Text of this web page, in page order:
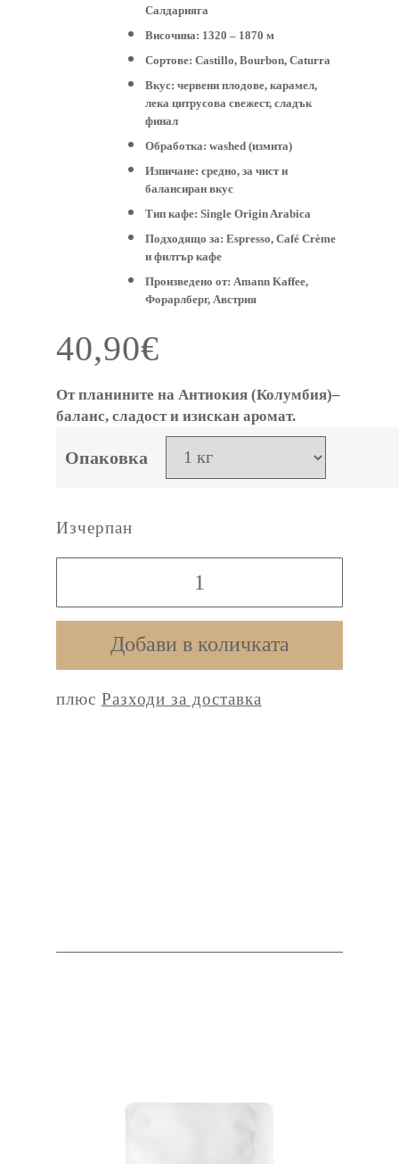
Салдарияга
Височина: 1320 – 1870 м
Сортове: Castillo, Bourbon, Caturra
Вкус: червени плодове, карамел,
лека цитрусова свежест, сладък
финал
Обработка: washed (измита)
Изпичане: средно, за чист и
балансиран вкус
Тип кафе: Single Origin Arabica
Подходящо за: Espresso, Café Crème
и филтър кафе
Произведено от: Amann Kaffee,
Форарлберг, Австрия
40,90€
От планините на Антиокия (Колумбия)–
баланс, сладост и изискан аромат.
Опаковка
Изчерпан
La
ClaudinaДобави в количката
плюс Разходи за доставка